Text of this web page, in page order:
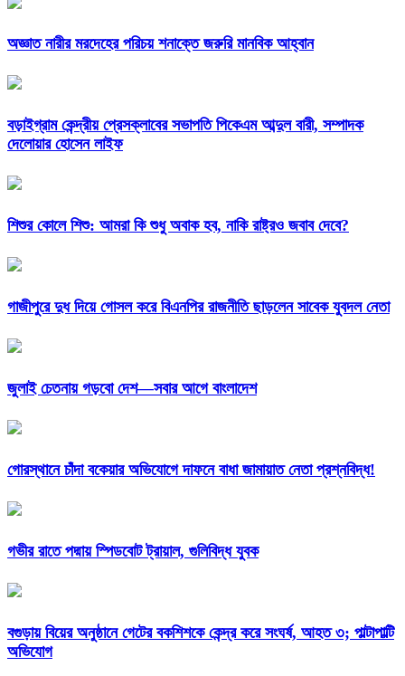
অজ্ঞাত নারীর মরদেহের পরিচয় শনাক্তে জরুরি মানবিক আহ্বান
বড়াইগ্রাম কেন্দ্রীয় প্রেসক্লাবের সভাপতি পিকেএম আব্দুল বারী, সম্পাদক
দেলোয়ার হোসেন লাইফ
শিশুর কোলে শিশু: আমরা কি শুধু অবাক হব, নাকি রাষ্ট্রও জবাব দেবে?
গাজীপুরে দুধ দিয়ে গোসল করে বিএনপির রাজনীতি ছাড়লেন সাবেক যুবদল নেতা
জুলাই চেতনায় গড়বো দেশ—সবার আগে বাংলাদেশ
গোরস্থানে চাঁদা বকেয়ার অভিযোগে দাফনে বাধা জামায়াত নেতা প্রশ্নবিদ্ধ!
গভীর রাতে পদ্মায় স্পিডবোট ট্রায়াল, গুলিবিদ্ধ যুবক
বগুড়ায় বিয়ের অনুষ্ঠানে গেটের বকশিশকে কেন্দ্র করে সংঘর্ষ, আহত ৩; পাল্টাপাল্টি
অভিযোগ